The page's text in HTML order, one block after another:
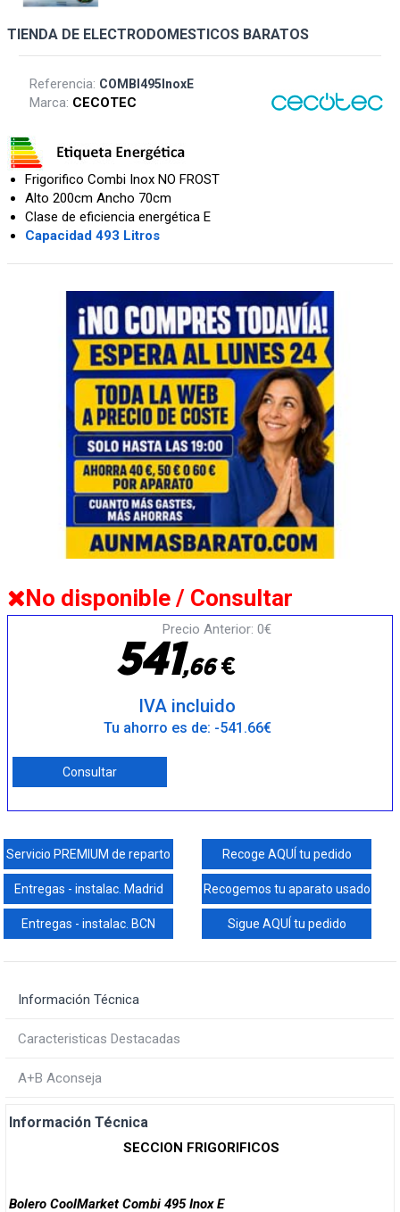
TIENDA DE ELECTRODOMESTICOS BARATOS
Referencia: COMBI495InoxE
Marca: CECOTEC
Frigorifico Combi Inox NO FROST
Alto 200cm Ancho 70cm
Clase de eficiencia energética E
Capacidad 493 Litros
No disponible / Consultar
Precio Anterior: 0€
541,66€
IVA incluido
Tu ahorro es de: -541.66€
Consultar
Servicio PREMIUM de reparto Recoge AQUÍ tu pedido
Entregas - instalac. Madrid Recogemos tu aparato usado
Entregas - instalac. BCN Sigue AQUÍ tu pedido
Información Técnica
Caracteristicas Destacadas
A+B Aconseja
Información Técnica
SECCION FRIGORIFICOS
Bolero CoolMarket Combi 495 Inox E